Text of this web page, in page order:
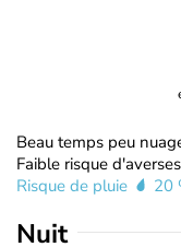
Beau temps peu
Faible risque
Risque de pluie
20
Nuit